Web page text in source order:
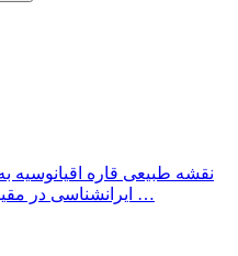
نقشه طبیعی قاره اقیانوسیه
ایرانشناسی در مقیاس 1:14.500.000 در اندازه 70*100 …